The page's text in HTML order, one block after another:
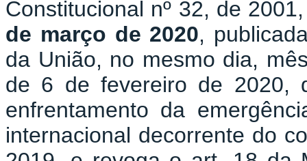
Constitucional nº 32, de
de março de 2020,
da União, no mesmo dia,
de 6 de fevereiro de 2020,
enfrentamento da
internacional decorrente do